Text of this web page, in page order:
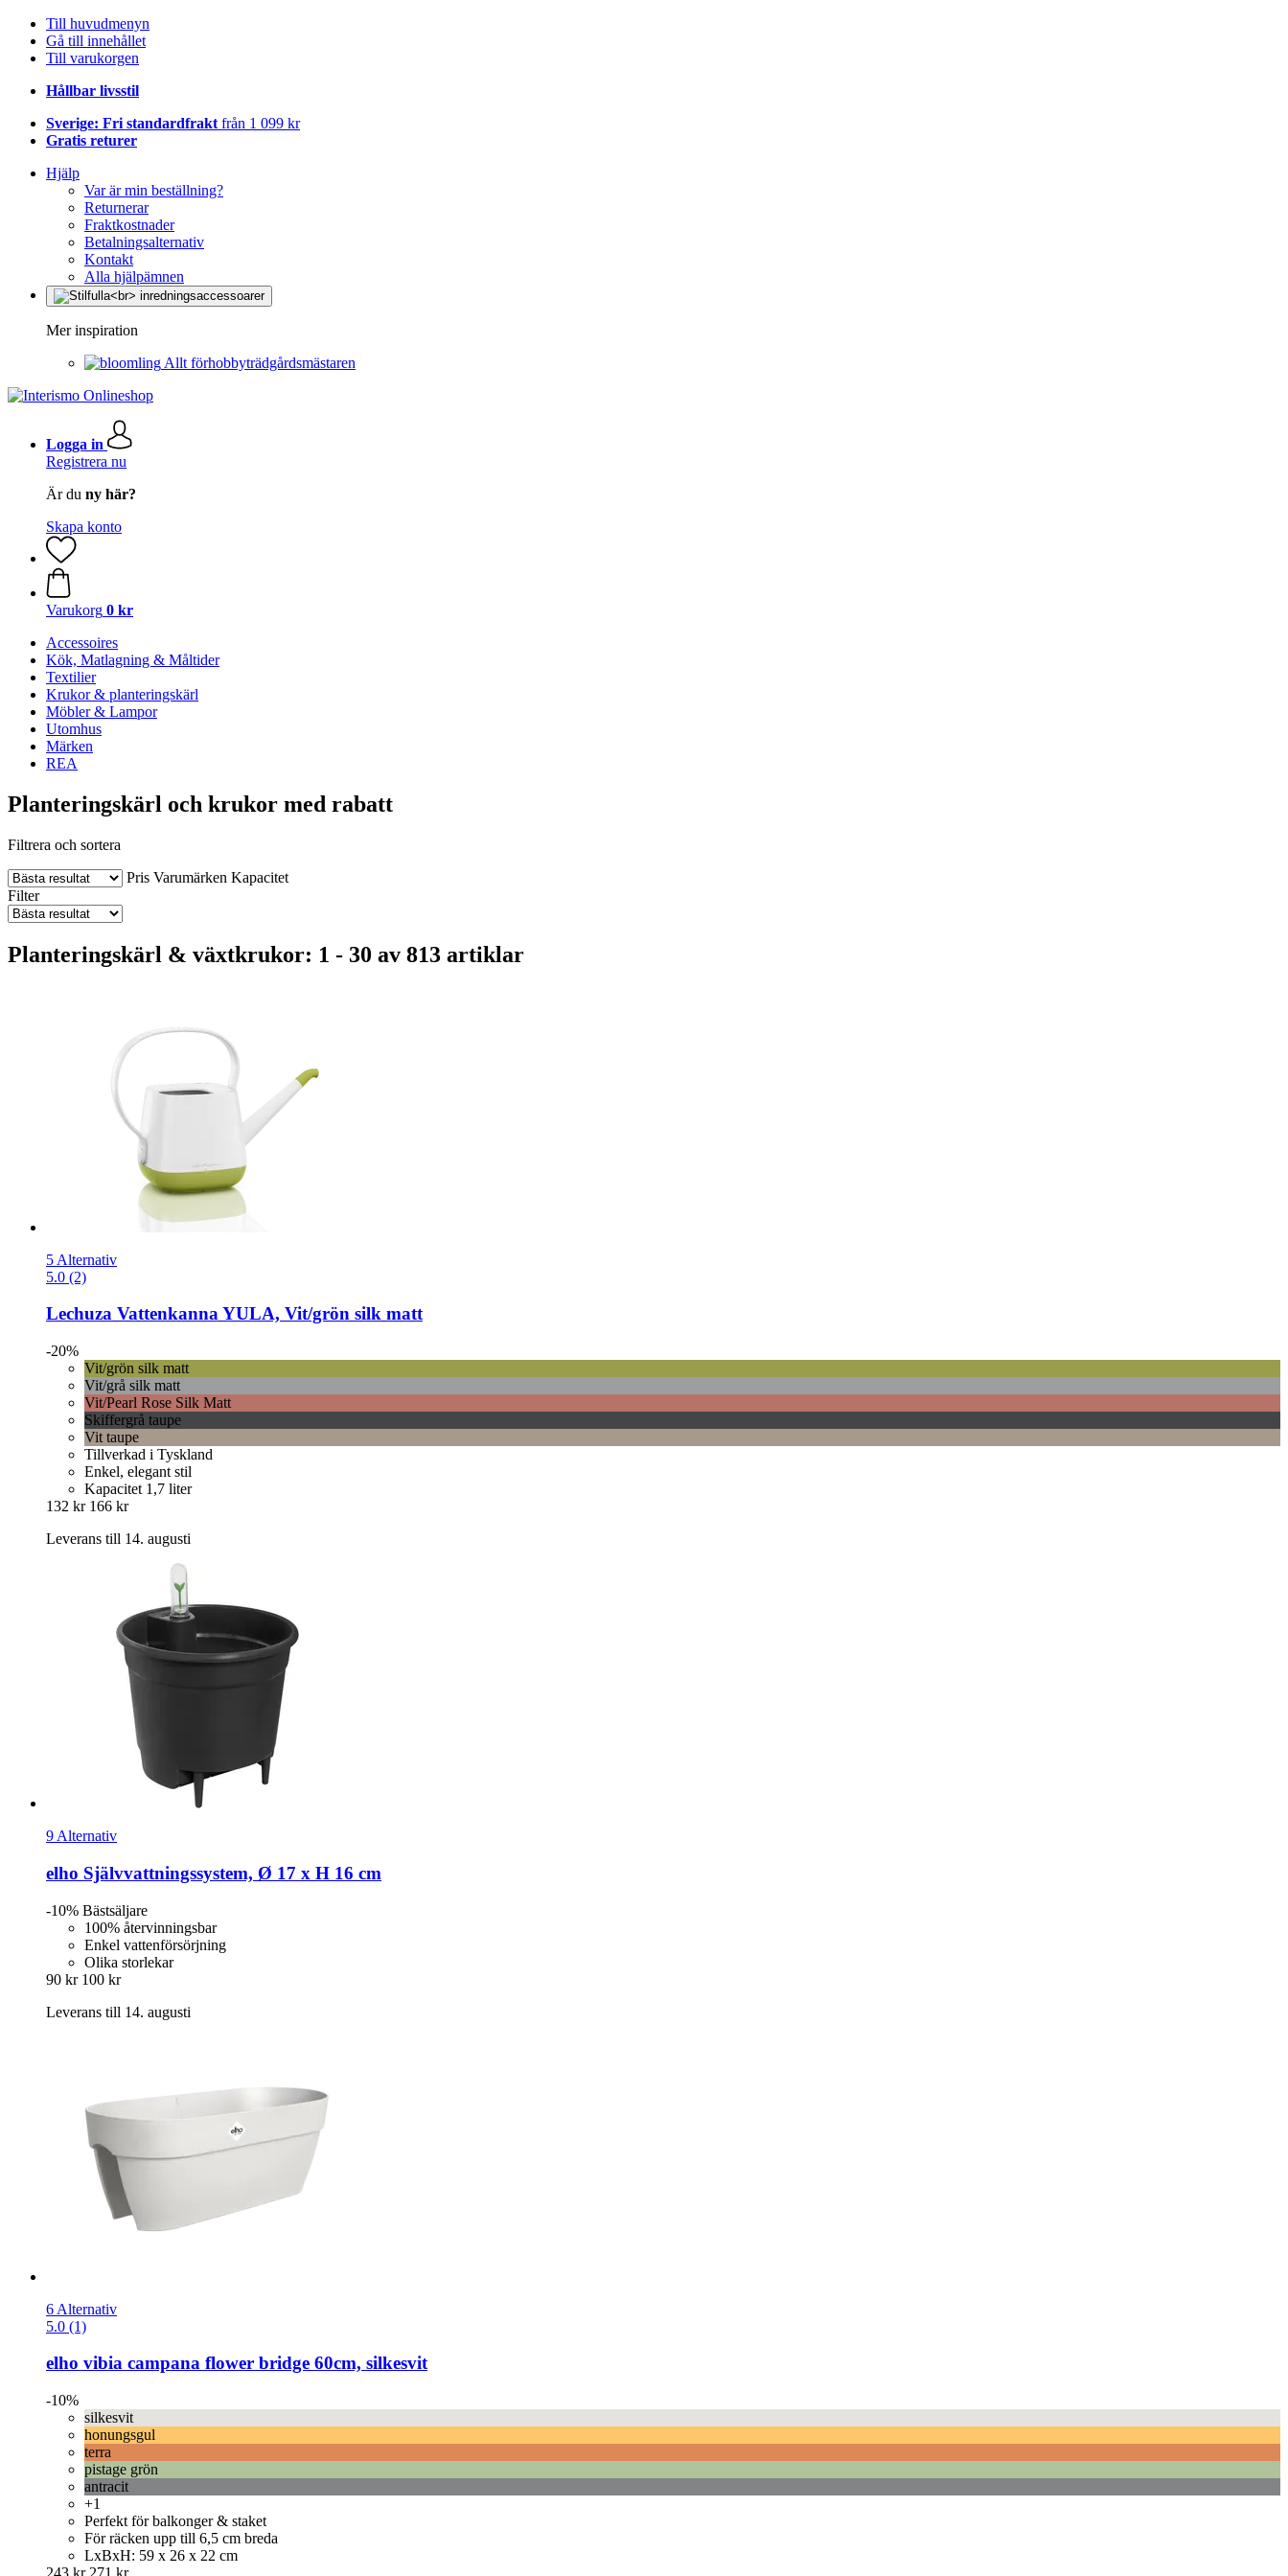
Till huvudmenyn
Gå till innehållet
Till varukorgen
Hållbar livsstil
Sverige: Fri standardfrakt från 1 099 kr
Gratis returer
Hjälp
Var är min beställning?
Returnerar
Fraktkostnader
Betalningsalternativ
Kontakt
Alla hjälpämnen
Mer inspiration
Allt förhobbyträdgårdsmästaren
Logga in
Registrera nu
Är du ny här?
Skapa konto
Varukorg 0 kr
Accessoires
Kök, Matlagning & Måltider
Textilier
Krukor & planteringskärl
Möbler & Lampor
Utomhus
Märken
REA
Planteringskärl och krukor med rabatt
Filtrera och sortera
Pris Varumärken Kapacitet
Filter
Planteringskärl & växtkrukor: 1 - 30 av 813 artiklar
5 Alternativ
5.0 (2)
Lechuza Vattenkanna YULA, Vit/grön silk matt
-20%
Vit/grön silk matt
Vit/grå silk matt
Vit/Pearl Rose Silk Matt
Skiffergrå taupe
Vit taupe
Tillverkad i Tyskland
Enkel, elegant stil
Kapacitet 1,7 liter
132 kr 166 kr
Leverans till 14. augusti
9 Alternativ
elho Självvattningssystem, Ø 17 x H 16 cm
-10% Bästsäljare
100% återvinningsbar
Enkel vattenförsörjning
Olika storlekar
90 kr 100 kr
Leverans till 14. augusti
6 Alternativ
5.0 (1)
elho vibia campana flower bridge 60cm, silkesvit
-10%
silkesvit
honungsgul
terra
pistage grön
antracit
+1
Perfekt för balkonger & staket
För räcken upp till 6,5 cm breda
LxBxH: 59 x 26 x 22 cm
243 kr 271 kr